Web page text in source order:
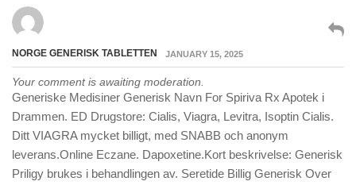
NORGE GENERISK TABLETTEN JANUARY 15, 2025
Your comment is awaiting moderation.
Generiske Medisiner Generisk Navn For Spiriva Rx Apotek i
Drammen. ED Drugstore: Cialis, Viagra, Levitra, Isoptin Cialis.
Ditt VIAGRA mycket billigt, med SNABB och anonym
leverans.Online Eczane. Dapoxetine.Kort beskrivelse: Generisk
Priligy brukes i behandlingen av. Seretide Billig Generisk Over